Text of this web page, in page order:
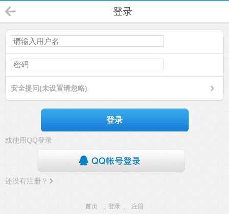
登录
安全提问(未设置请忽略)
登录
或使用QQ登录
还没有注册？
首页 登录
注册